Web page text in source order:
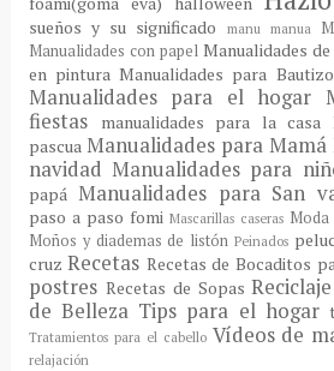
sueños y su significado
manu manua
Manualidades con papel Manualidades de
en pinturaManualidades para
Manualidades para el hogar
fiestas
manualidades para la casa
pascua Manualidades para Mamá
navidadManualidades para
papá Manualidades para San
paso a paso fomi Mascarillas caseras Moda
Moños y diademas de listón Peinados
cruzRecetas Recetas de Bocaditos
postres Recetas de SopasReciclaje
de Belleza Tips para el hogar
Tratamientos para el cabello Vídeos de
relajación